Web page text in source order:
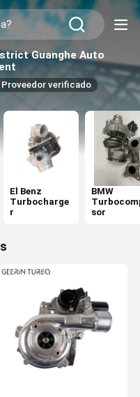
Guanghe Auto
Proveedor verificado
El Benz
Turbocharge
r
BMW
sor